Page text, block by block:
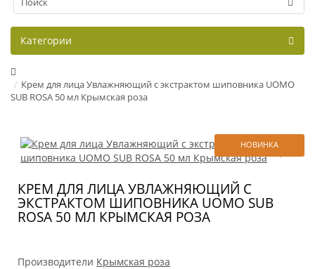
Категории
Крем для лица Увлажняющий с экстрактом шиповника UOMO
SUB ROSA 50 мл Крымская роза
НОВИНКА
КРЕМ ДЛЯ ЛИЦА УВЛАЖНЯЮЩИЙ С
ЭКСТРАКТОМ ШИПОВНИКА UOMO SUB
ROSA 50 МЛ КРЫМСКАЯ РОЗА
Производители Крымская роза